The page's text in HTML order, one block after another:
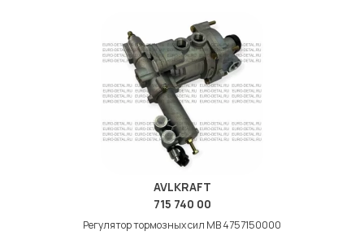
AVLKRAFT
715 740 00
Регулятор тормозных сил МВ 4757150000